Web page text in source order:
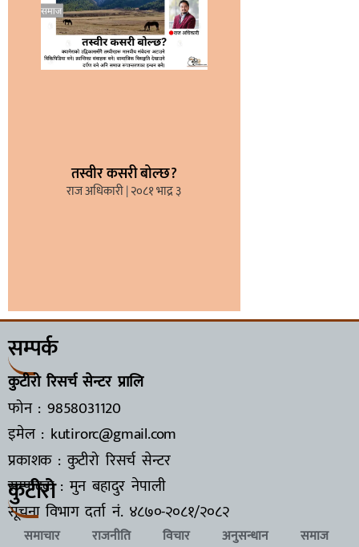
तस्वीर कसरी बोल्छ?
राज अधिकारी २०८१ भाद्र ३
सम्पर्क
कुटीरो रिसर्च सेन्टर प्रालि
फोन : 9858031120
इमेल : kutirorc@gmail.com
प्रकाशक : कुटीरो रिसर्च सेन्टर
सम्पादक : मुन बहादुर नेपाली
सूचना विभाग दर्ता नं. ४८७०-२०८१/२०८२
कुटीरो
समाचार राजनीति विचार अनुसन्धान समाज